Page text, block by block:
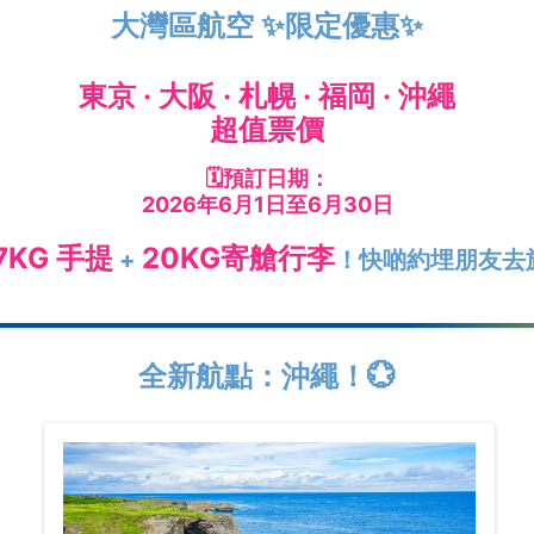
大灣區航空 ✨限定優惠✨
東京 · 大阪 · 札幌 · 福岡 · 沖繩
超值票價
🗓️預訂日期：
2026年6月1日至6月30日
手提 + 20KG寄艙行李！快啲約埋朋友去
全新航點：沖繩！💮